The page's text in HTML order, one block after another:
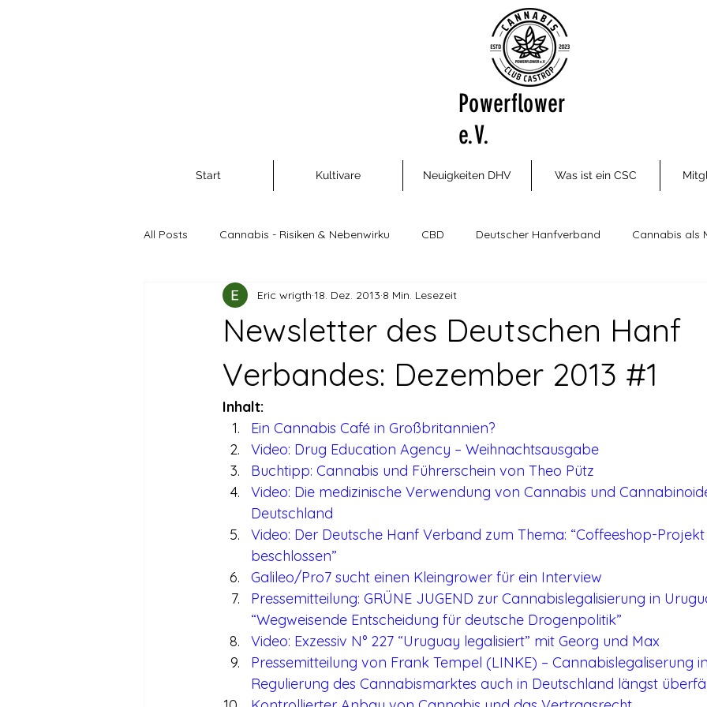
Powerflower
e.V.
Start Kultivare Neuigkeiten DHV Was ist ein CSC
All Posts Cannabis - Risiken & Nebenwirku CBD Deutscher Hanfverband Cannabis als
Cannabis als Rohstoff und Nahrungsm Cannabis Social Clubs
Drogen außer Cannabis Führerschein Drogenpolitik - DHV
Legalisierte Länder Hanfszene Mitmachen! Meinungsumfragen
Recht & Urteile Schäden durch Prohibition Panorama & Merkwürdiges
Stimmen gegen die Legalisierung
Wissenschaft zu Drogenpolitik und a
Newsletter des Deutschen Hanf
Verbandes: Dezember 2013 #1
Eric wrigth 18. Dez. 2013 8 Min. Lesezeit
Inhalt:
Ein Cannabis Café in Großbritannien?
Video: Drug Education Agency – Weihnachtsausgabe
Buchtipp: Cannabis und Führerschein von Theo Pütz
Video: Die medizinische Verwendung von Cannabis und
Deutschland
Video: Der Deutsche Hanf Verband zum Thema: “Coffeeshop-
beschlossen”
Galileo/Pro7 sucht einen Kleingrower für ein Interview
Pressemitteilung: GRÜNE JUGEND zur Cannabislegalisierung in
“Wegweisende Entscheidung für deutsche Drogenpolitik”
Video: Exzessiv N° 227 “Uruguay legalisiert” mit Georg und Max
Pressemitteilung von Frank Tempel (LINKE) – Cannabislegaliserung
Regulierung des Cannabismarktes auch in Deutschland längst